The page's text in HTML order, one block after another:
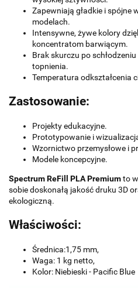
Zapewniają gładkie i spójne
modelach.
Intensywne, żywe kolory
koncentratom barwiącym.
Brak skurczu po
topnienia.
Temperatura odkształcenia
Zastosowanie:
Projekty edukacyjne.
Prototypowanie i
Wzornictwo przemysłowe i
Modele koncepcyjne.
Spectrum ReFill PLA Premiumto
sobie doskonałą jakość druku 3D
ekologiczną.
Właściwości:
Średnica:1,75 mm,
Waga: 1 kg netto,
Kolor: Niebieski - Pacific Blue